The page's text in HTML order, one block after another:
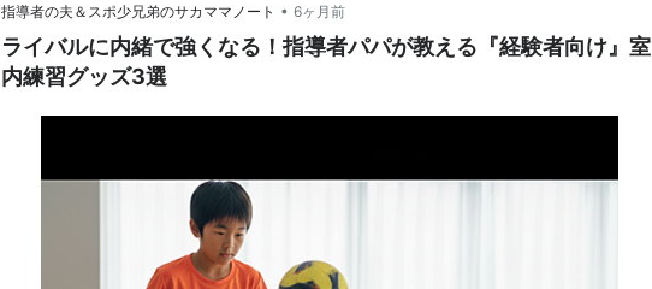
指導者の夫＆スポ少兄弟のサカママノート • 6ヶ月前
ライバルに内緒で強くなる！指導者パパが教える『経験者向け』室
内練習グッズ3選